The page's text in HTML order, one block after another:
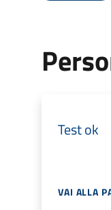
Test ok
VAI ALLA